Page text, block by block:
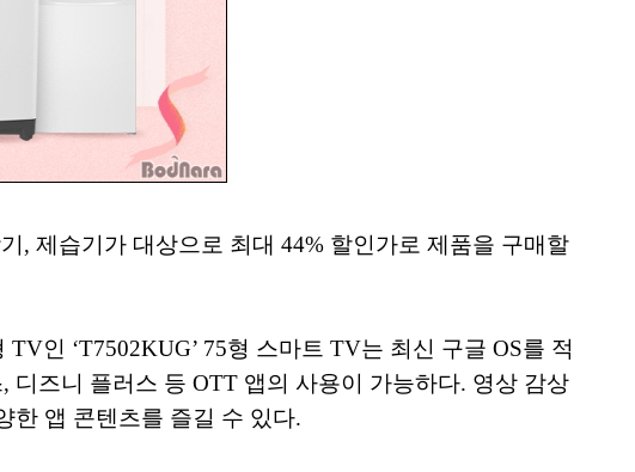
, 제습기가 대상으로 최대 44% 할인가로 제품을 구매할
인 ‘T7502KUG’ 75형 스마트 TV는 최신 구글 OS를 적
즈니 플러스 등 OTT 앱의 사용이 가능하다. 영상 감상
한 앱 콘텐츠를 즐길 수 있다.